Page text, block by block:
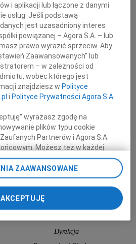
z pian nadal wynurza się
lśniąca, bez rąk i głowy
bogini miłości
Droga
Ewo
Z powodu nagłego odejścia Ojca
Jana Soduła
Łączymy się z
Tobą i Rodziną
w bólu i smutku
Dyrekcja
i aplikacji lub łączone z danymi
usług. Jeśli podstawą
jest uzasadniony interes
powiązanej – Agora S.A. – lub
prawo wyrazić sprzeciw. Aby
Zaawansowanych” lub
– w zależności od
wobec którego jest
znajdziesz w Polityce
i Polityce Prywatności Agora S.A.
wyrażasz zgodę na
plików typu cookie
Partnerów i Agora S.A.
Możesz też w każdej
dot. plików cookie,
do zarządzania Twoimi
danych poprzez
w stopce serwisu i
zaawansowane”.
cookie możliwa jest także za
ZAAWANSOWANE
AKCEPTUJĘ